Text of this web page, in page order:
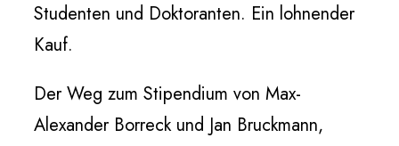
Studenten und Doktoranten. Ein lohnender
Kauf.
Der Weg zum Stipendium von Max-
Alexander Borreck und Jan Bruckmann,